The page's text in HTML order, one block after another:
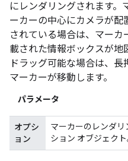
にレンダリングされます。
ーカーの中心にカメラが配
されている場合は、マー
載された情報ボックスが地
ドラッグ可能な場合は、長
マーカーが移動します。
パラメータ
オプシ
ョン
マーカーのレンダ
ション オブジェクト